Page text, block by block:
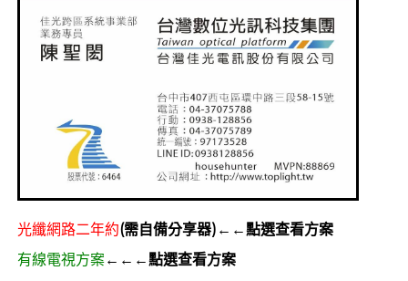
光纖網路二年約(需自備分享器)←←點選查看方案
有線電視方案←←←點選查看方案